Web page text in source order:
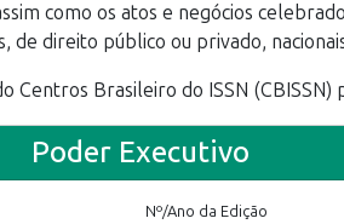
como os atos e negócios
de direito público ou privado,
Centros Brasileiro do ISSN (CBISSN)
Poder Executivo
Nº/Ano da Edição